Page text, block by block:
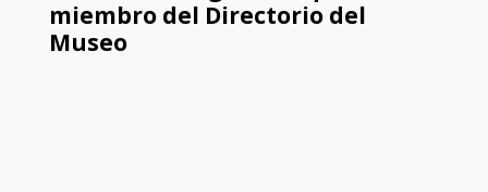
miembro del Directorio del
Museo